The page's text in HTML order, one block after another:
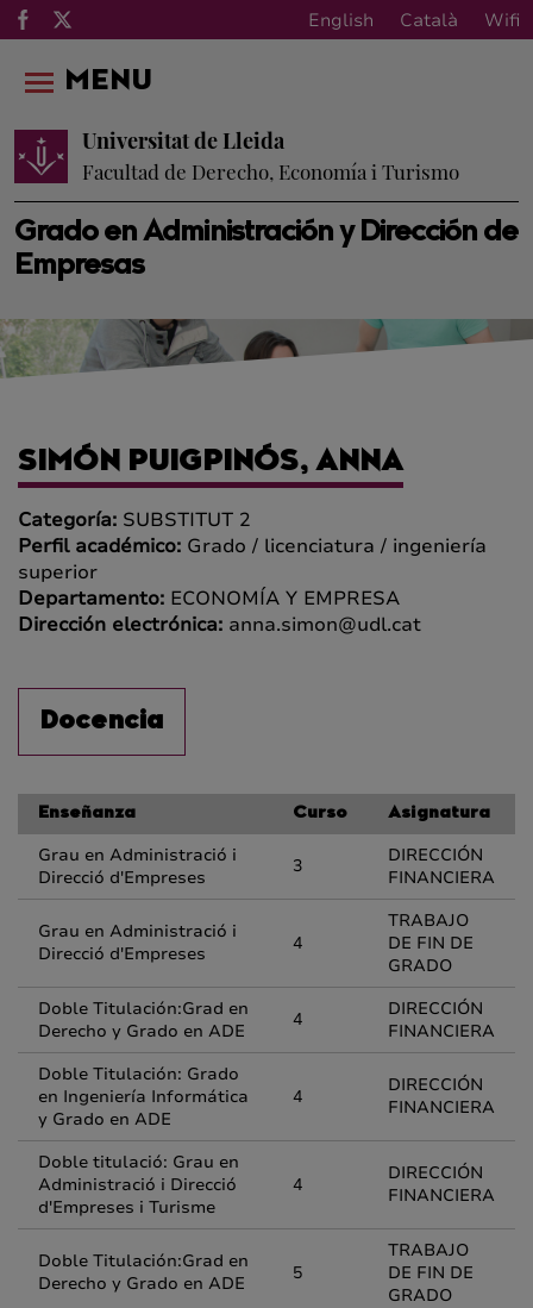
English Català Wifi
Grado en Administración y Dirección de
Empresas
Universitat de Lleida
Facultad de Derecho, Economía i Turismo
MENU
SIMÓN PUIGPINÓS, ANNA
Categoría: SUBSTITUT 2
Perfil académico: Grado / licenciatura / ingeniería
superior
Departamento: ECONOMÍA Y EMPRESA
Dirección electrónica: anna.simon@udl.cat
Docencia
Enseñanza Curso Asignatura
Grau en Administració i
Direcció d'Empreses
3
DIRECCIÓN
FINANCIERA
Grau en Administració i
Direcció d'Empreses
4
TRABAJO
DE FIN DE
GRADO
Doble Titulación:Grad en
Derecho y Grado en ADE
4
DIRECCIÓN
FINANCIERA
Doble Titulación: Grado
en Ingeniería Informática
y Grado en ADE
4
DIRECCIÓN
FINANCIERA
Doble titulació: Grau en
Administració i Direcció
d'Empreses i Turisme
4
DIRECCIÓN
FINANCIERA
Doble Titulación:Grad en
Derecho y Grado en ADE
5
TRABAJO
DE FIN DE
GRADO